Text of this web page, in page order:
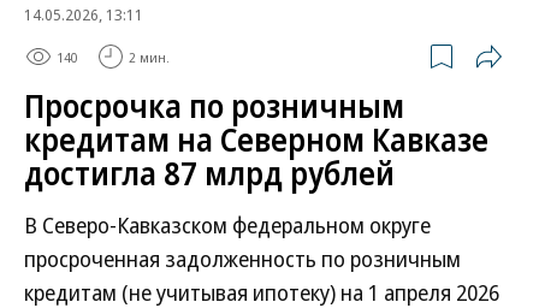
14.05.2026, 13:11
140 2 мин.
Просрочка по розничным
кредитам на Северном Кавказе
достигла 87 млрд рублей
В Северо-Кавказском федеральном округе
просроченная задолженность по розничным
кредитам (не учитывая ипотеку) на 1 апреля 2026